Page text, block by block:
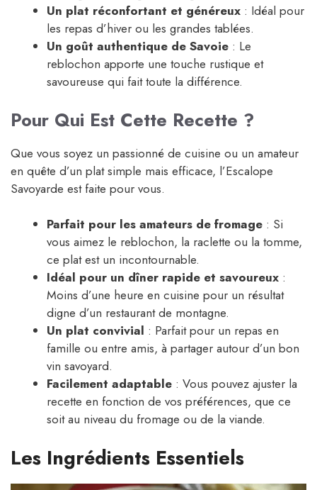
Un plat réconfortant et généreux : Idéal pour
les repas d’hiver ou les grandes tablées.
Un goût authentique de Savoie : Le
reblochon apporte une touche rustique et
savoureuse qui fait toute la différence.
Pour Qui Est Cette Recette ?
Que vous soyez un passionné de cuisine ou un amateur
en quête d’un plat simple mais efficace, l’Escalope
Savoyarde est faite pour vous.
Parfait pour les amateurs de fromage : Si
vous aimez le reblochon, la raclette ou la tomme,
ce plat est un incontournable.
Idéal pour un dîner rapide et savoureux :
Moins d’une heure en cuisine pour un résultat
digne d’un restaurant de montagne.
Un plat convivial : Parfait pour un repas en
famille ou entre amis, à partager autour d’un bon
vin savoyard.
Facilement adaptable : Vous pouvez ajuster la
recette en fonction de vos préférences, que ce
soit au niveau du fromage ou de la viande.
Les Ingrédients Essentiels